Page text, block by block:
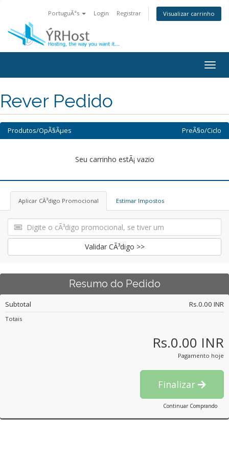
PortuguÃªs Login Registrar Visualizar carrinho
Rever Pedido
Produtos/OpÃ§Ãµes PreÃ§o/Ciclo
Seu carrinho estÃ¡ vazio
Aplicar CÃ³digo Promocional Estimar Impostos
Validar CÃ³digo >>
Resumo do Pedido
Subtotal Rs.0.00 INR
Totais
Rs.0.00 INR
Pagamento hoje
Finalizar
Continuar Comprando